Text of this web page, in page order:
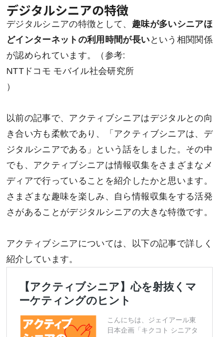
デジタルシニアの特徴
デジタルシニアの特徴として、 趣味が多いシニアほ
どインターネットの利用時間が長い という相関関係
が認められています。（参考:
NTTドコモ モバイル社会研究所
）
以前の記事で、アクティブシニアはデジタルとの向
き合い方も柔軟であり、「アクティブシニアは、デ
ジタルシニアである」という話をしました。その中
でも、アクティブシニアは情報収集をさまざまなメ
ディアで行っていることを紹介したかと思います。
さまざまな趣味を楽しみ、自ら情報収集をする活発
さがあることがデジタルシニアの大きな特徴です。
アクティブシニアについては、以下の記事で詳しく
紹介しています。